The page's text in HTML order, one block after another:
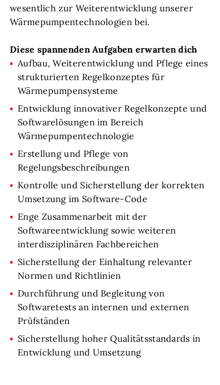
wesentlich zur Weiterentwicklung unserer
Wärmepumpentechnologien bei.
Diese spannenden Aufgaben erwarten dich
Aufbau, Weiterentwicklung und Pflege eines
strukturierten Regelkonzeptes für
Wärmepumpensysteme
Entwicklung innovativer Regelkonzepte und
Softwarelösungen im Bereich
Wärmepumpentechnologie
Erstellung und Pflege von
Regelungsbeschreibungen
Kontrolle und Sicherstellung der korrekten
Umsetzung im Software-Code
Enge Zusammenarbeit mit der
Softwareentwicklung sowie weiteren
interdisziplinären Fachbereichen
Sicherstellung der Einhaltung relevanter
Normen und Richtlinien
Durchführung und Begleitung von
Softwaretests an internen und externen
Prüfständen
Sicherstellung hoher Qualitätsstandards in
Entwicklung und Umsetzung